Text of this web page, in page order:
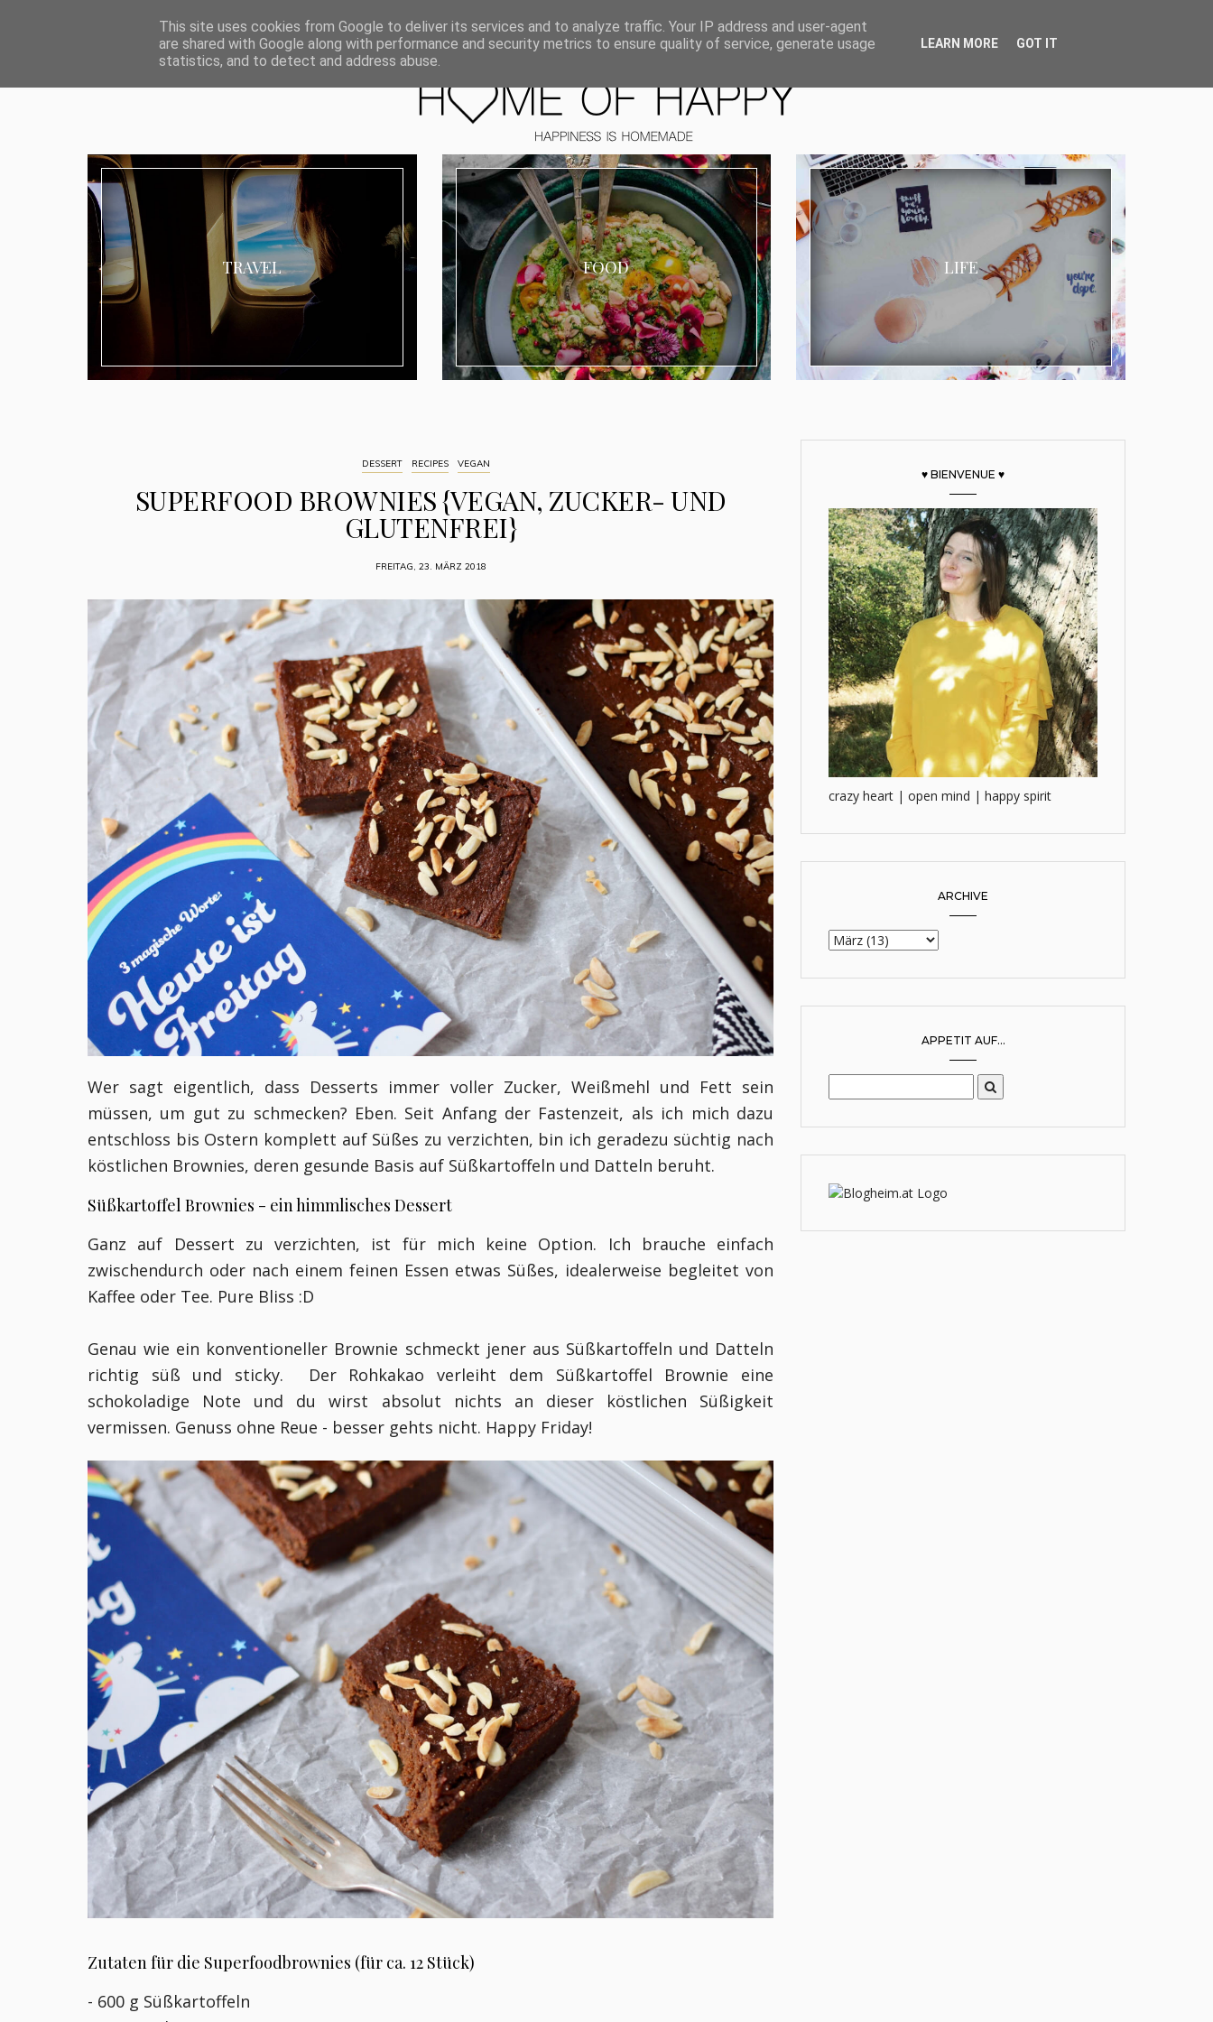
ABOUT I MEDIA & PR IMPRESSUM DATENSCHUTZ KATEGORIEN
TRAVEL FOOD LIFE
DESSERT RECIPES VEGAN
SUPERFOOD BROWNIES {VEGAN, ZUCKER- UND
GLUTENFREI}
FREITAG, 23. MÄRZ 2018
Wer sagt eigentlich, dass Desserts immer voller Zucker, Weißmehl und Fett sein
müssen, um gut zu schmecken? Eben. Seit Anfang der Fastenzeit, als ich mich dazu
entschloss bis Ostern komplett auf Süßes zu verzichten, bin ich geradezu süchtig nach
köstlichen Brownies, deren gesunde Basis auf Süßkartoffeln und Datteln beruht.
Süßkartoffel Brownies - ein himmlisches Dessert
Ganz auf Dessert zu verzichten, ist für mich keine Option. Ich brauche einfach
zwischendurch oder nach einem feinen Essen etwas Süßes, idealerweise begleitet von
Kaffee oder Tee. Pure Bliss :D
Genau wie ein konventioneller Brownie schmeckt jener aus Süßkartoffeln und Datteln
richtig süß und sticky. Der Rohkakao verleiht dem Süßkartoffel Brownie eine
schokoladige Note und du wirst absolut nichts an dieser köstlichen Süßigkeit
vermissen. Genuss ohne Reue - besser gehts nicht. Happy Friday!
Zutaten für die Superfoodbrownies (für ca. 12 Stück)
- 600 g Süßkartoffeln
♥ BIENVENUE ♥
crazy heart | open mind | happy spirit
ARCHIVE
APPETIT AUF...
This site uses cookies from Google to deliver its services and to analyze traffic. Your IP address and user-agent
are shared with Google along with performance and security metrics to ensure quality of service, generate usage
statistics, and to detect and address abuse.
LEARN MORE GOT IT